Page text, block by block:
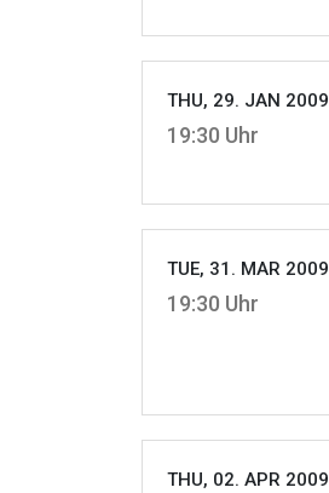
THU, 29. JAN 2009
19:30 Uhr
TUE, 31. MAR 2009
19:30 Uhr
THU, 02. APR 2009